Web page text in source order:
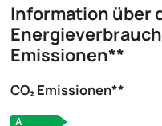
Information über
Emissionen**
CO₂ Emissionen**